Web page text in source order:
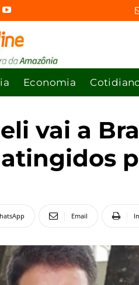
Economia
vai a
Email